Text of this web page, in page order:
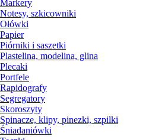
Markery
Notesy, szkicowniki
Ołówki
Papier
Piórniki i saszetki
Plastelina, modelina, glina
Plecaki
Portfele
Rapidografy
Segregatory
Skoroszyty
Spinacze, klipy, pinezki, szpilki
Śniadaniówki